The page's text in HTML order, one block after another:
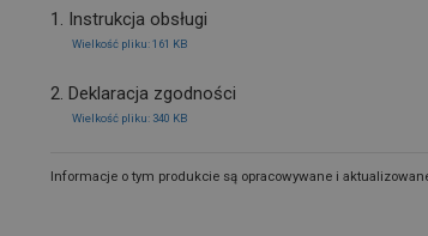
1. Instrukcja obsługi
Wielkość pliku: 161 KB
2. Deklaracja zgodności
Wielkość pliku: 340 KB
Informacje o tym produkcie są opracowywane i